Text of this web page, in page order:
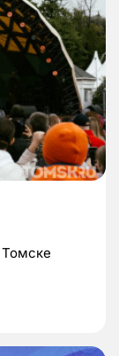
Томске